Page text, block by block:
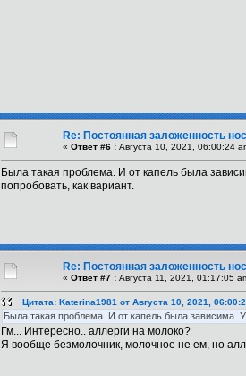
Re: Постоянная заложенность
« Ответ #6 : Августа 10, 2021, 06:00:24
Была такая проблема. И от капель была
попробовать, как вариант.
Re: Постоянная заложенность
« Ответ #7 : Августа 11, 2021, 01:17:05
Цитата: Katerina1981 от Августа 10, 2021,
Была такая проблема. И от капель была зависима.
Гм... Интересно.. аллерги на молоко?
Я вообще безмолочник, молочное не ем, но